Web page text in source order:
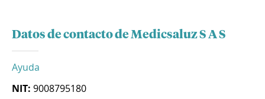
Datos de contacto de Medicsaluz S A S
Ayuda
NIT: 9008795180